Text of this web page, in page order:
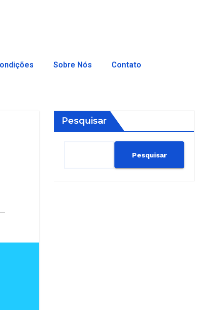
Sobre Nós Contato
Pesquisar
Pesquisar